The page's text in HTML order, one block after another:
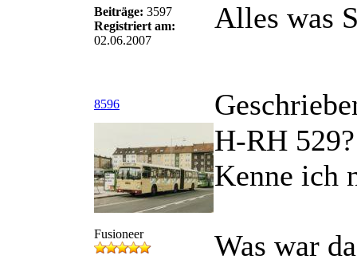
Beiträge: 3597
Registriert am:
02.06.2007
Alles was
8596
Fusioneer
H-RH 529?
Kenne ich
Was war